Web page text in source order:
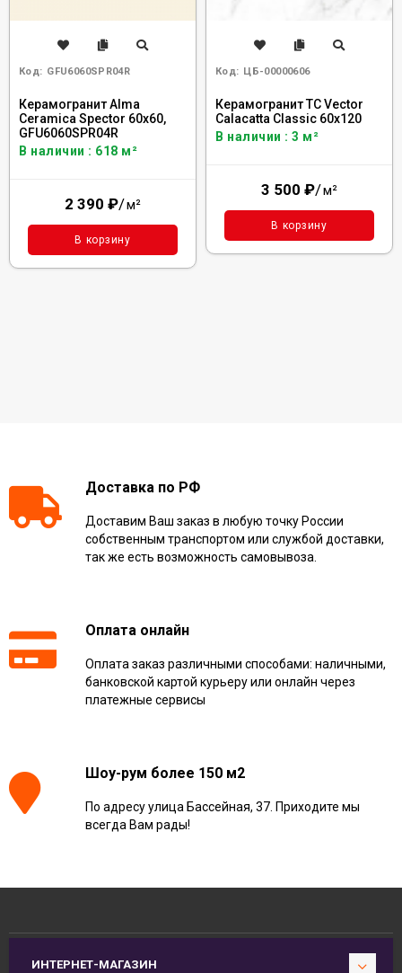
Код: GFU6060SPR04R
Керамогранит Alma
Ceramica Spector 60x60,
GFU6060SPR04R
В наличии : 618 м²
2 390 ₽/м²
В корзину
Код: ЦБ-00000606
Керамогранит TC Vector
Calacatta Classic 60x120
В наличии : 3 м²
3 500 ₽/м²
В корзину
Доставка по РФ
Доставим Ваш заказ в любую точку России
собственным транспортом или службой доставки,
так же есть возможность самовывоза.
Оплата онлайн
Оплата заказ различными способами: наличными,
банковской картой курьеру или онлайн через
платежные сервисы
Шоу-рум более 150 м2
По адресу улица Бассейная, 37. Приходите мы
всегда Вам рады!
ИНТЕРНЕТ-МАГАЗИН